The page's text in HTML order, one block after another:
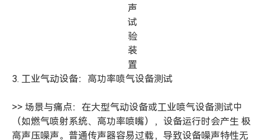
声
试
验
装
置
3. 工业气动设备：高功率喷气设备测试
>> 场景与痛点：在大型气动设备或工业喷气设备测试中
（如燃气喷射系统、高功率喷嘴），设备运行时会产生 极
高声压噪声。普通传声器容易过载，导致设备噪声特性无